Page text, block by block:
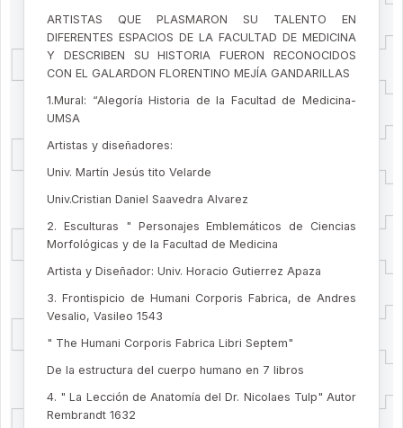
ARTISTAS QUE PLASMARON SU TALENTO EN
DIFERENTES ESPACIOS DE LA FACULTAD DE MEDICINA
Y DESCRIBEN SU HISTORIA FUERON RECONOCIDOS
CON EL GALARDON FLORENTINO MEJÍA GANDARILLAS
1.Mural: “Alegoría Historia de la Facultad de Medicina-
UMSA
Artistas y diseñadores:
Univ. Martín Jesús tito Velarde
Univ.Cristian Daniel Saavedra Alvarez
2. Esculturas " Personajes Emblemáticos de Ciencias
Morfológicas y de la Facultad de Medicina
Artista y Diseñador: Univ. Horacio Gutierrez Apaza
3. Frontispicio de Humani Corporis Fabrica, de Andres
Vesalio, Vasileo 1543
" The Humani Corporis Fabrica Libri Septem"
De la estructura del cuerpo humano en 7 libros
4. " La Lección de Anatomía del Dr. Nicolaes Tulp" Autor
Rembrandt 1632